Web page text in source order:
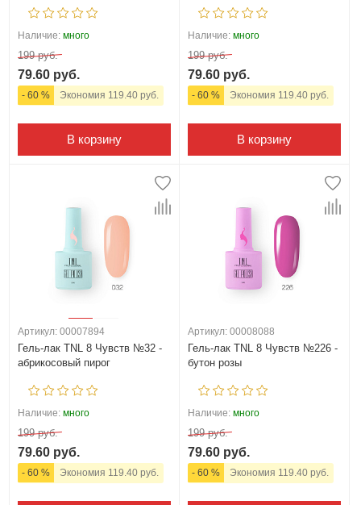
Наличие: много
199 руб.
79.60 руб.
- 60 % Экономия 119.40 руб.
В корзину
Наличие: много
199 руб.
79.60 руб.
- 60 % Экономия 119.40 руб.
В корзину
Артикул: 00007894
Гель-лак TNL 8 Чувств №32 -
абрикосовый пирог
Наличие: много
199 руб.
79.60 руб.
- 60 % Экономия 119.40 руб.
Артикул: 00008088
Гель-лак TNL 8 Чувств №226 -
бутон розы
Наличие: много
199 руб.
79.60 руб.
- 60 % Экономия 119.40 руб.